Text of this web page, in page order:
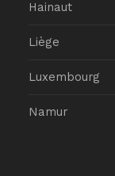
Hainaut
Liège
Luxembourg
Namur